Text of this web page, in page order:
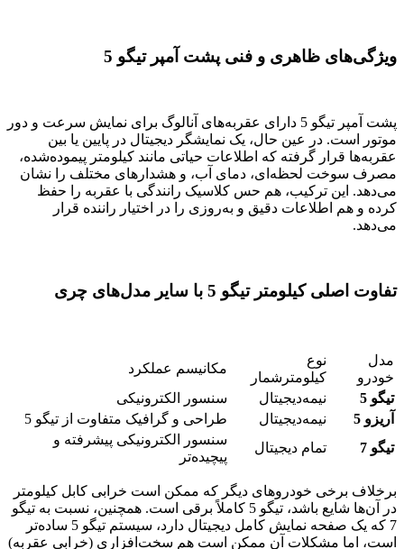
ویژگی‌های ظاهری و فنی پشت آمپر تیگو 5
پشت آمپر تیگو 5 دارای عقربه‌های آنالوگ برای نمایش سرعت و دور
موتور است. در عین حال، یک نمایشگر دیجیتال در پایین یا بین
عقربه‌ها قرار گرفته که اطلاعات حیاتی مانند کیلومتر پیموده‌شده،
مصرف سوخت لحظه‌ای، دمای آب، و هشدارهای مختلف را نشان
می‌دهد. این ترکیب، هم حس کلاسیک رانندگی با عقربه را حفظ
کرده و هم اطلاعات دقیق و به‌روزی را در اختیار راننده قرار
می‌دهد.
تفاوت اصلی کیلومتر تیگو 5 با سایر مدل‌های چری
مدل
خودرو
نوع
کیلومترشمار
مکانیسم عملکرد
تیگو 5
نیمه‌دیجیتال
سنسور الکترونیکی
آریزو 5
نیمه‌دیجیتال
طراحی و گرافیک متفاوت از تیگو 5
تیگو 7
تمام دیجیتال
سنسور الکترونیکی پیشرفته و
پیچیده‌تر
برخلاف برخی خودروهای دیگر که ممکن است خرابی کابل کیلومتر
در آن‌ها شایع باشد، تیگو 5 کاملاً برقی است. همچنین، نسبت به تیگو
7 که یک صفحه نمایش کامل دیجیتال دارد، سیستم تیگو 5 ساده‌تر
است، اما مشکلات آن ممکن است هم سخت‌افزاری (خرابی عقربه)